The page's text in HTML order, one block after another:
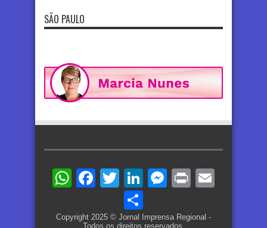
SÃO PAULO
WhatsApp
Facebook
TwitterLinkedIn
Messenger
Print
Copyright 2025 © Jornal Imprensa Regional -
Todos os direitos reservados.